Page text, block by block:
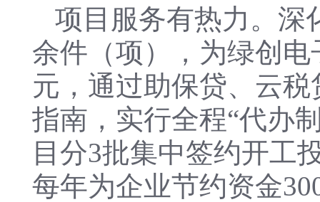
项目服务有热力。深
余件（项），为绿创
元，通过助保贷、云
指南，实行全程“代办
目分3批集中签约开工
每年为企业节约资金